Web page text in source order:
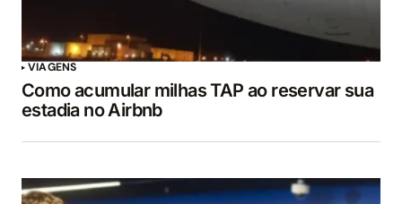
VIAGENS
Como acumular milhas TAP ao reservar sua
estadia no Airbnb